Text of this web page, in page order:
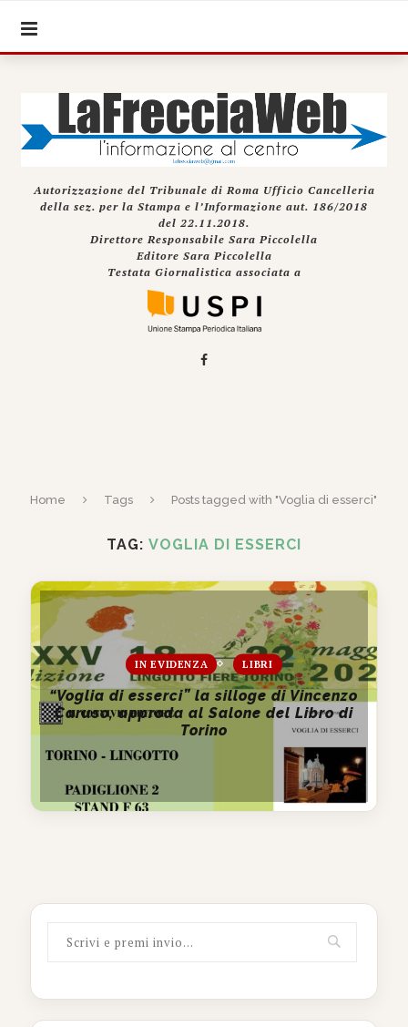
Autorizzazione del Tribunale di Roma Ufficio Cancelleria
della sez. per la Stampa e l’Informazione aut. 186/2018
del 22.11.2018.
Direttore Responsabile Sara Piccolella
Editore Sara Piccolella
Testata Giornalistica associata a
Home Tags Posts tagged with "Voglia di esserci"
TAG: VOGLIA DI ESSERCI
IN EVIDENZA LIBRI
“Voglia di esserci” la silloge di Vincenzo
Caruso, approda al Salone del Libro di
Torino